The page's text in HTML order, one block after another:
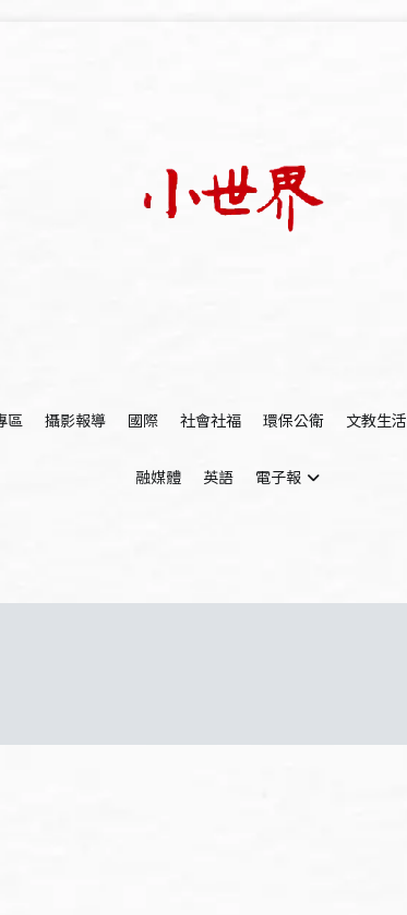
區 攝影報導 國際 社會社福 環保公衛 文教生活
融媒體 英語 電子報